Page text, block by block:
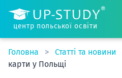
центр польської освіти
Головна Статті та новини
карти у Польщі